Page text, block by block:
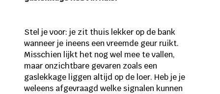
Stel je voor: je zit thuis lekker op de bank
wanneer je ineens een vreemde geur ruikt.
Misschien lijkt het nog wel mee te vallen,
maar onzichtbare gevaren zoals een
gaslekkage liggen altijd op de loer. Heb je je
weleens afgevraagd welke signalen kunnen